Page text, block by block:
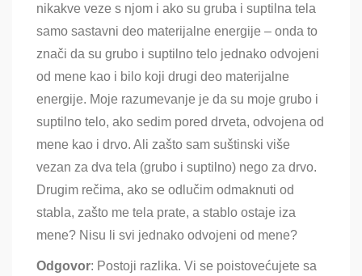
nikakve veze s njom i ako su gruba i suptilna tela
samo sastavni deo materijalne energije – onda to
znači da su grubo i suptilno telo jednako odvojeni
od mene kao i bilo koji drugi deo materijalne
energije. Moje razumevanje je da su moje grubo i
suptilno telo, ako sedim pored drveta, odvojena od
mene kao i drvo. Ali zašto sam suštinski više
vezan za dva tela (grubo i suptilno) nego za drvo.
Drugim rečima, ako se odlučim odmaknuti od
stabla, zašto me tela prate, a stablo ostaje iza
mene? Nisu li svi jednako odvojeni od mene?
Odgovor: Postoji razlika. Vi se poistovećujete sa